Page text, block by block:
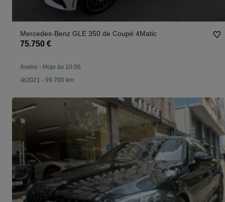
Mercedes-Benz GLE 350 de Coupé 4Matic
75.750 €
Aveiro - Hoje às 10:06
2021 - 99.700 km